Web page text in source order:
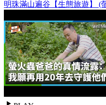
明珠滿山遍谷【生態旅遊】 (